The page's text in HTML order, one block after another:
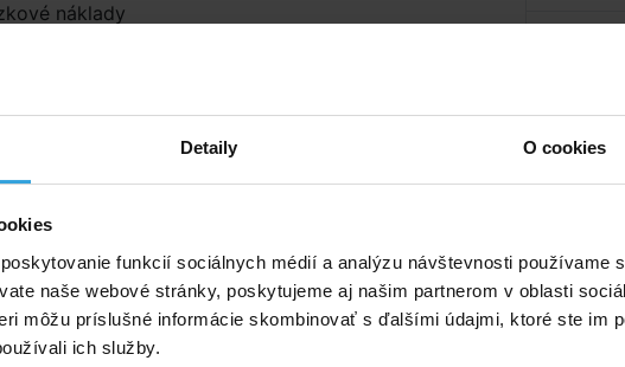
Detaily O cookies
funkcií sociálnych médií a analýzu návštevnosti používame
naše webové stránky, poskytujeme aj našim partnerom v oblasti
môžu príslušné informácie skombinovať s ďalšími údajmi, ktoré ste im
ich služby.
náklady
Quick Fix – jednoduché napojenie cely na
horizontálne aj vertikálne
přepólovává tak aby stále dosahovala čo najvyššiu
možno jasne podľa LED diód zistiť informácie
Max.